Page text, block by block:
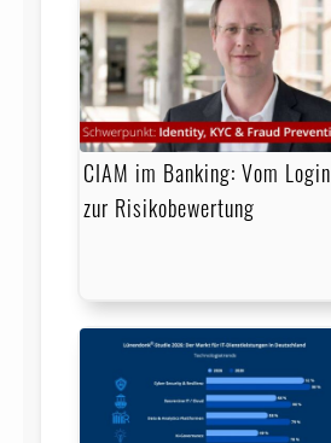
CIAM im Banking: Vom Login
zur Risikobewertung